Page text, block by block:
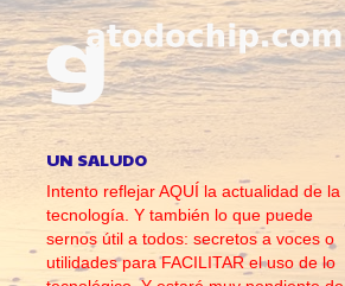
UN SALUDO
Intento reflejar AQUÍ la actualidad de la
tecnología. Y también lo que puede
sernos útil a todos: secretos a voces o
utilidades para FACILITAR el uso de lo